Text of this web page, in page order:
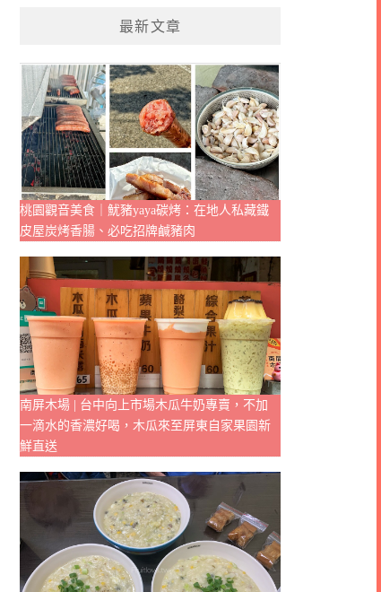
最新文章
桃園觀音美食｜魷豬yaya碳烤：在地人私藏鐵
皮屋炭烤香腸、必吃招牌鹹豬肉
南屏木場 | 台中向上市場木瓜牛奶專賣，不加
一滴水的香濃好喝，木瓜來至屏東自家果園新
鮮直送